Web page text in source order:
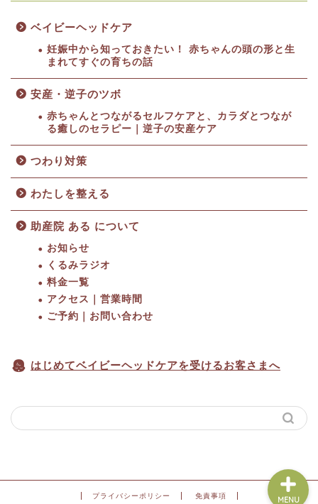
ベイビーヘッドケア
妊娠中から知っておきたい！ 赤ちゃんの頭の形と生
まれてすぐの育ちの話
安産・逆子のツボ
赤ちゃんとつながるセルフケアと、カラダとつなが
る癒しのセラピー｜逆子の安産ケア
つわり対策
わたしを整える
助産院 ある について
お知らせ
くるみラジオ
料金一覧
アクセス｜営業時間
ご予約｜お問い合わせ
はじめてベイビーヘッドケアを受けるお客さまへ
プライバシーポリシー 免責事項 MENU